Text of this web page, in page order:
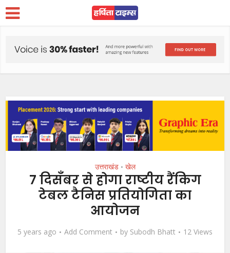
उत्तराखंड • खेल
7 दिसँबर से होगा राष्टीय रैंकिग
टेबल टैनिस प्रतियोगिता का
आयोजन
5 years ago Add Comment by Subodh Bhatt 12 Views